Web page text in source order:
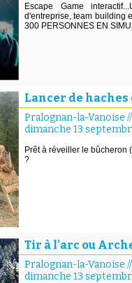
Escape Game
d'entreprise, team building
300 PERSONNES EN
Lancer de
Pralognan-la-Vanoise //
dimanche 13
Prêt à réveiller le bûcheron
?
Tir à l'arc ou
Pralognan-la-Vanoise //
dimanche 13